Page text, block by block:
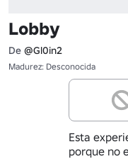
Lobby
De @Gl0in2
Madurez: Desconocida
Esta
porque no